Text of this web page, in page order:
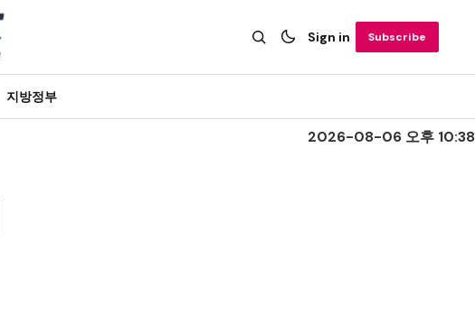
Sign in Subscribe
지방정부
2026-08-06 오후 10:38